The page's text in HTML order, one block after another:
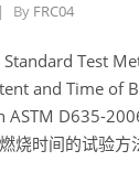
By FRC04
Test
and Time of
ASTM D635-
烧时间的试验方